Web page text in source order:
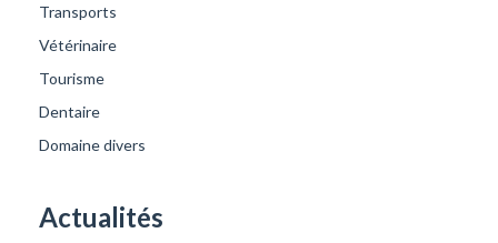
Transports
Vétérinaire
Tourisme
Dentaire
Domaine divers
Actualités